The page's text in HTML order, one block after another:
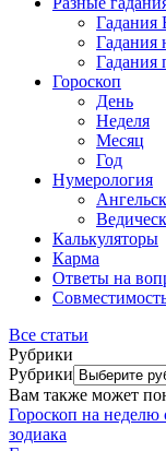
Гадания
Гадания
Гадания
Гороскоп
День
Неделя
Месяц
Год
Нумерология
Калькуляторы
Карма
Ответы на
Все статьи
Рубрики
Рубрики
Вам также может
Гороскоп на неделю
зодиака